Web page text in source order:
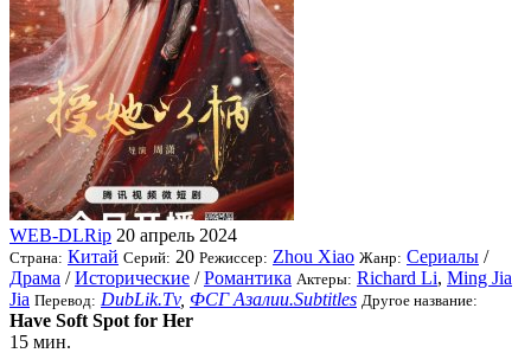
WEB-DLRip 20 апрель 2024
Страна: Китай Серий: 20 Режиссер: Zhou Xiao Жанр: Сериалы /
Драма /Исторические /Романтика Актеры: Richard Li, Ming Jia
Jia Перевод: DubLik.Tv, ФСГ Азалии.Subtitles Другое название:
Have Soft Spot for Her
15 мин.